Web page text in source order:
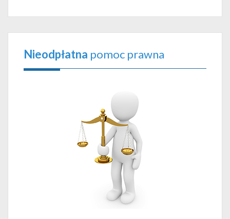
Nieodpłatna pomoc prawna